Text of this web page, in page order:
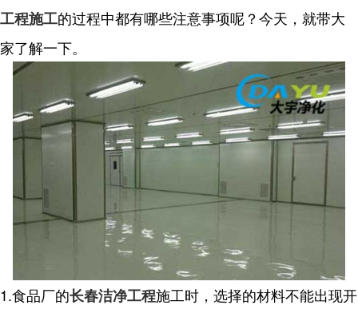
工程施工的过程中都有哪些注意事项呢？今天，就带大
家了解一下。
1.食品厂的长春洁净工程施工时，选择的材料不能出现开